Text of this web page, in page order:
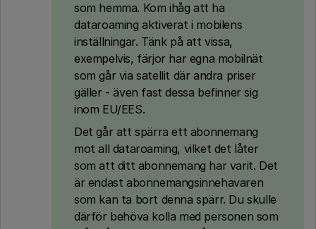
som hemma. Kom ihåg att ha
dataroaming aktiverat i mobilens
inställningar. Tänk på att vissa,
exempelvis, färjor har egna mobilnät
som går via satellit där andra priser
gäller - även fast dessa befinner sig
inom EU/EES.
Det går att spärra ett abonnemang
mot all dataroaming, vilket det låter
som att ditt abonnemang har varit. Det
är endast abonnemangsinnehavaren
som kan ta bort denna spärr. Du skulle
därför behöva kolla med personen som